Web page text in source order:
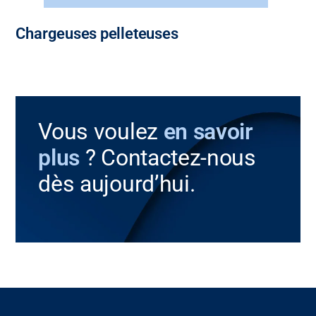
Chargeuses pelleteuses
Vous voulez en savoir
plus ? Contactez-nous
dès aujourd’hui.